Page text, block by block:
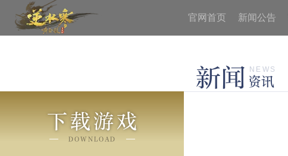
官网首页 新闻公告
新闻 资讯
NEWS
下载游戏
DOWNLOAD